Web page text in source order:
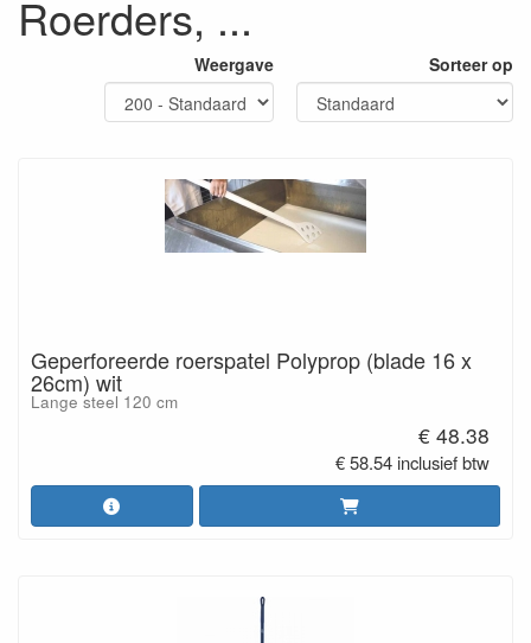
Roerders, ...
Weergave Sorteer op
Geperforeerde roerspatel Polyprop (blade 16 x
26cm) wit
Lange steel 120 cm
€ 48.38
€ 58.54 inclusief btw